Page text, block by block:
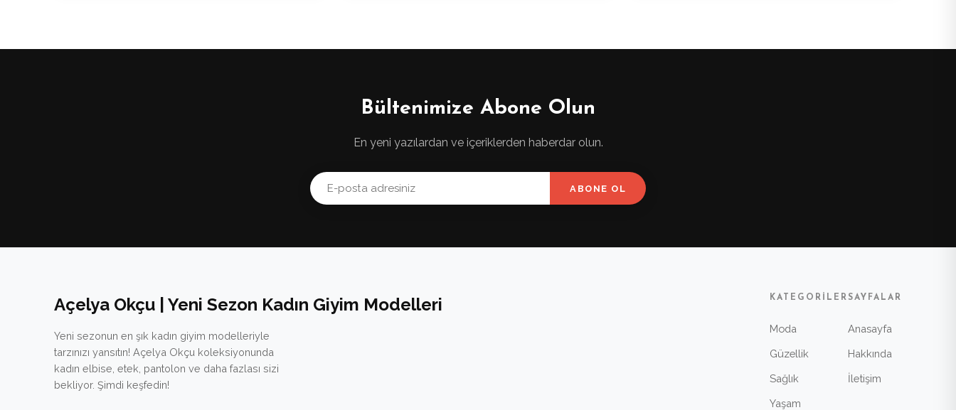
Bültenimize Abone Olun
En yeni yazılardan ve içeriklerden haberdar olun.
ABONE OL
Açelya Okçu | Yeni Sezon Kadın Giyim Modelleri
Yeni sezonun en şık kadın giyim modelleriyle
tarzınızı yansıtın! Açelya Okçu koleksiyonunda
kadın elbise, etek, pantolon ve daha fazlası sizi
bekliyor. Şimdi keşfedin!
KATEGORILER
Moda
Güzellik
Sağlık
Yaşam
SAYFALAR
Anasayfa
Hakkında
İletişim